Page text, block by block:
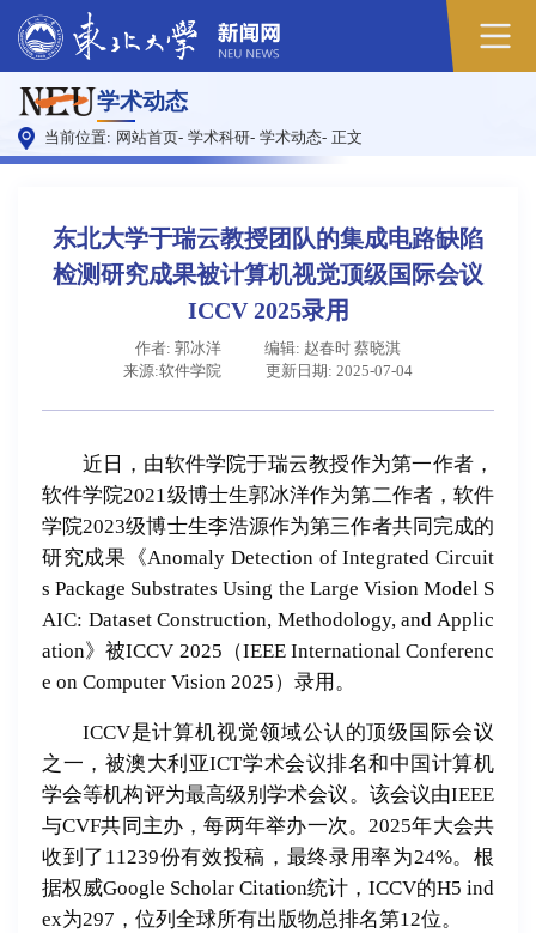
学术动态
当前位置: 网站首页- 学术科研- 学术动态- 正文
东北大学于瑞云教授团队的集成电路缺陷
检测研究成果被计算机视觉顶级国际会议
ICCV 2025录用
作者: 郭冰洋
编辑: 赵春时 蔡晓淇
来源:软件学院
更新日期: 2025-07-04
近日，由软件学院于瑞云教授作为第一作者，
软件学院2021级博士生郭冰洋作为第二作者，软件
学院2023级博士生李浩源作为第三作者共同完成的
研究成果《Anomaly Detection of Integrated Circuit
s Package Substrates Using the Large Vision Model S
AIC: Dataset Construction, Methodology, and Applic
ation》被ICCV 2025（IEEE International Conferenc
e on Computer Vision 2025）录用。
ICCV是计算机视觉领域公认的顶级国际会议
之一，被澳大利亚ICT学术会议排名和中国计算机
学会等机构评为最高级别学术会议。该会议由IEEE
与CVF共同主办，每两年举办一次。2025年大会共
收到了11239份有效投稿，最终录用率为24%。根
据权威Google Scholar Citation统计，ICCV的H5 ind
ex为297，位列全球所有出版物总排名第12位。
原